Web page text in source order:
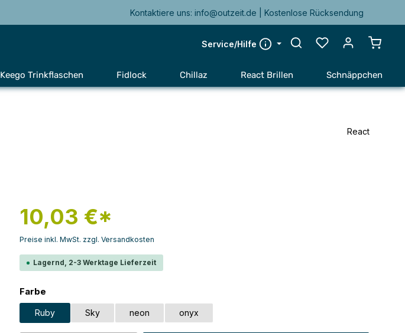
Kontaktiere uns: info@outzeit.de | Kostenlose Rücksendung
Service/Hilfe
Keego Trinkflaschen Fidlock Chillaz React Brillen Schnäppchen
React
10,03 €*
Preise inkl. MwSt. zzgl. Versandkosten
Lagernd, 2-3 Werktage Lieferzeit
Farbe
Ruby Sky neon onyx